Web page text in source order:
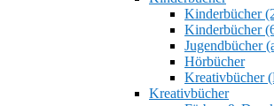
Kinderbücher
Kinderbücher
Jugendbücher
Hörbücher
Kreativbücher
Kreativbücher